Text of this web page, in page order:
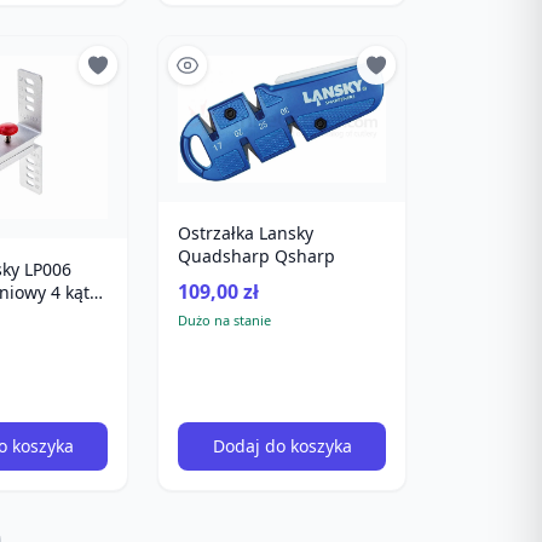
LP006
4 kąty
koszyka
Ostrzałka Lansky
Quadsharp Qsharp
109,00 zł
Dużo na stanie
Dodaj do koszyka